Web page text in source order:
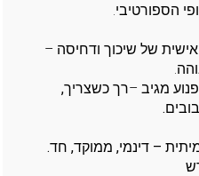
הספורטיבי.
של שיכוך ודחיסה –
מגיב –רך כשצריך,
.
– דינמי, ממוקד, חד.